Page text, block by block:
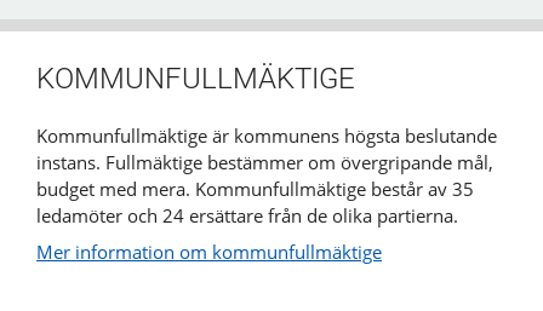
KOMMUNFULLMÄKTIGE
Kommunfullmäktige är kommunens högsta beslutande
instans. Fullmäktige bestämmer om övergripande mål,
budget med mera. Kommunfullmäktige består av 35
ledamöter och 24 ersättare från de olika partierna.
Mer information om kommunfullmäktige